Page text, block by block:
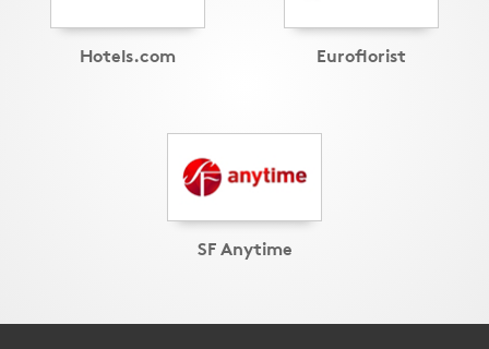
Hotels.com Euroflorist
SF Anytime